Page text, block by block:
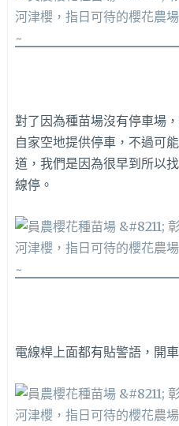
對了因為種苗場沒有停車場
自家空地提供停車，不過可
道，我們是因為很早到所以
線停。
電線桿上面都有貼警語，開